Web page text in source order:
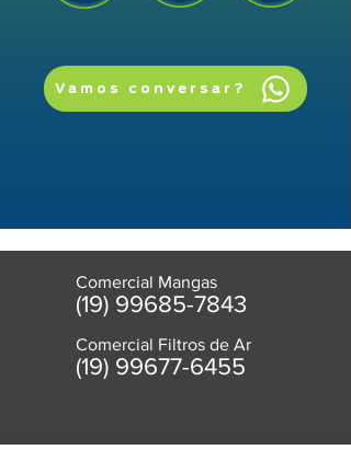
Vamos conversar?
Comercial Mangas
(19) 99685-7843
Comercial Filtros de Ar
(19) 99677-6455